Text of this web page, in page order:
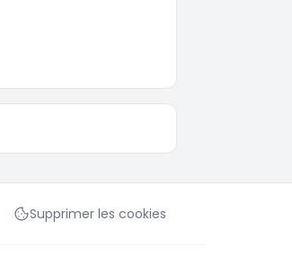
Supprimer les cookies